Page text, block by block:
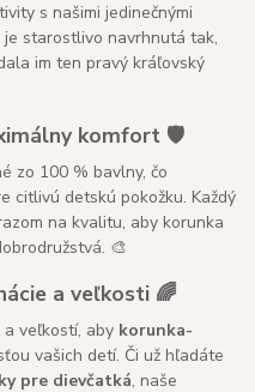
s našimi jedinečnými
starostlivo navrhnutá tak,
im ten pravý kráľovský
komfort 🛡️
zo 100 % bavlny, čo
citlivú detskú pokožku. Každý
na kvalitu, aby korunka
🎨
a veľkosti 🌈
veľkostí, aby korunka-
vašich detí. Či už hľadáte
pre dievčatká, naše